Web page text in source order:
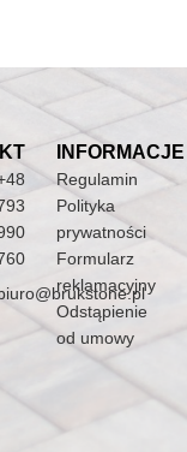
INFORMACJE
Regulamin
Polityka
prywatności
Formularz
reklamacyjny
Odstąpienie
od umowy